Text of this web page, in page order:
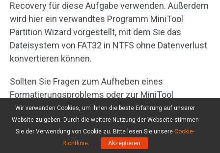
Recovery für diese Aufgabe verwenden. Außerdem
wird hier ein verwandtes Programm MiniTool
Partition Wizard vorgestellt, mit dem Sie das
Dateisystem von FAT32 in NTFS ohne Datenverlust
konvertieren können.
Sollten Sie Fragen zum Aufheben eines
Formatierungsproblems oder zur MiniTool
Datenrettungssoftware haben, können Sie einfach
eine Nachricht in den Kommentaren hinterlassen
oder eine E-Mail ansupport@minitool.comsenden.
Auch hier sind nützliche Ideen und Vorschläge
Wir verwenden Cookies, um Ihnen die beste Erfahrung auf unserer
Website zu geben. Durch die weitere Nutzung der Webseite stimmen
Sie der Verwendung von Cookie zu. Bitte lesen Sie unsere Cookie-
Richtlinie. Akzeptieren